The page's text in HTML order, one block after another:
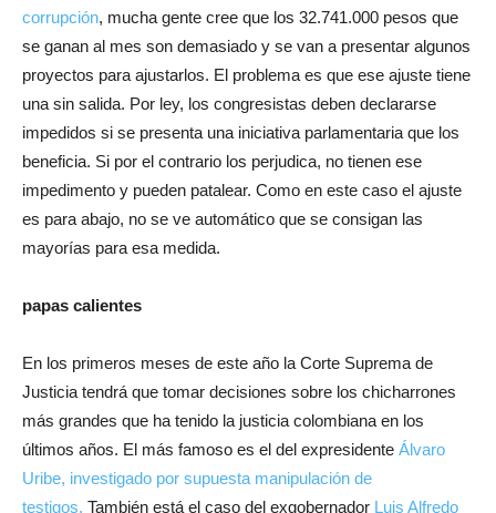
corrupción, mucha gente cree que los 32.741.000 pesos que
se ganan al mes son demasiado y se van a presentar algunos
proyectos para ajustarlos. El problema es que ese ajuste tiene
una sin salida. Por ley, los congresistas deben declararse
impedidos si se presenta una iniciativa parlamentaria que los
beneficia. Si por el contrario los perjudica, no tienen ese
impedimento y pueden patalear. Como en este caso el ajuste
es para abajo, no se ve automático que se consigan las
mayorías para esa medida.
papas calientes
En los primeros meses de este año la Corte Suprema de
Justicia tendrá que tomar decisiones sobre los chicharrones
más grandes que ha tenido la justicia colombiana en los
últimos años. El más famoso es el del expresidente Álvaro
Uribe, investigado por supuesta manipulación de
testigos. También está el caso del exgobernador Luis Alfredo